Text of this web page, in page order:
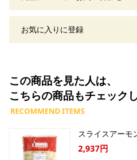
お気に入りに登録
この商品を見た人は、
こちらの商品もチェック
スライスアーモ
2,937円